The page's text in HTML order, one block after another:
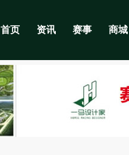
首页 资讯 赛事 商城